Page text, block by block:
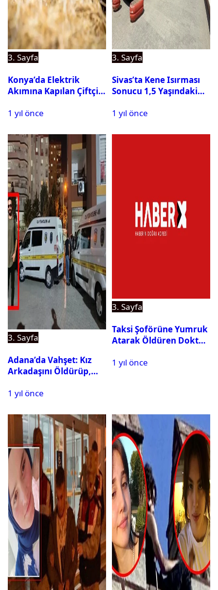
3. Sayfa
Konya’da Elektrik
Akımına Kapılan Çiftçi
1 yıl önce
3. Sayfa
Sivas’ta Kene Isırması
Sonucu 1,5 Yaşındaki
Kaybetti
1 yıl önce
3. Sayfa
Adana’da Vahşet: Kız
Arkadaşını Öldürüp,
1 yıl önce
3. Sayfa
Taksi Şoförüne Yumruk
Atarak Öldüren Doktor
1 yıl önce